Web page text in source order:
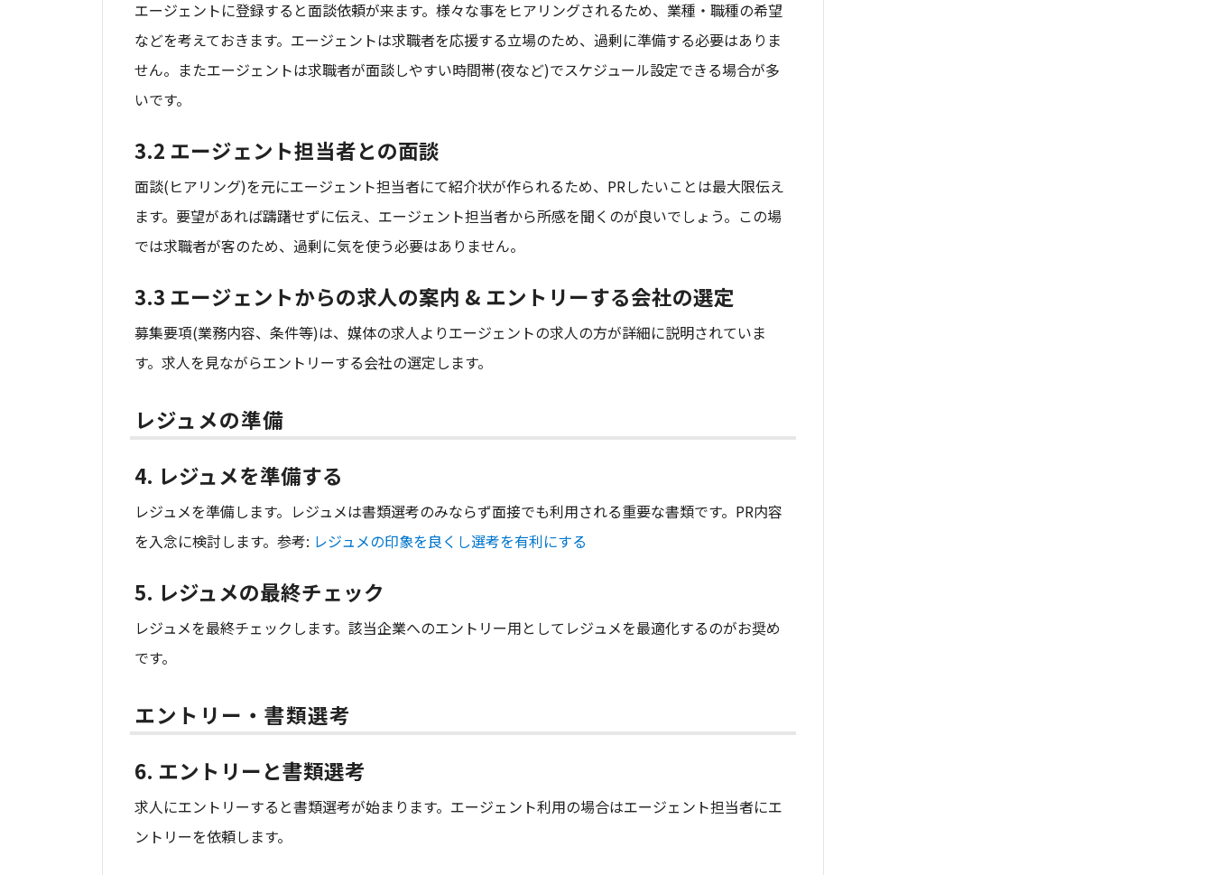
エージェントに登録すると面談依頼が来ます。様々な事をヒアリングされるため、業種・職種の希望
などを考えておきます。エージェントは求職者を応援する立場のため、過剰に準備する必要はありま
せん。またエージェントは求職者が面談しやすい時間帯(夜など)でスケジュール設定できる場合が多
いです。
3.2 エージェント担当者との面談
面談(ヒアリング)を元にエージェント担当者にて紹介状が作られるため、PRしたいことは最大限伝え
ます。要望があれば躊躇せずに伝え、エージェント担当者から所感を聞くのが良いでしょう。この場
では求職者が客のため、過剰に気を使う必要はありません。
3.3 エージェントからの求人の案内 & エントリーする会社の選定
募集要項(業務内容、条件等)は、媒体の求人よりエージェントの求人の方が詳細に説明されていま
す。求人を見ながらエントリーする会社の選定します。
レジュメの準備
4. レジュメを準備する
レジュメを準備します。レジュメは書類選考のみならず面接でも利用される重要な書類です。PR内容
を入念に検討します。参考: レジュメの印象を良くし選考を有利にする
5. レジュメの最終チェック
レジュメを最終チェックします。該当企業へのエントリー用としてレジュメを最適化するのがお奨め
です。
エントリー・書類選考
6. エントリーと書類選考
求人にエントリーすると書類選考が始まります。エージェント利用の場合はエージェント担当者にエ
ントリーを依頼します。